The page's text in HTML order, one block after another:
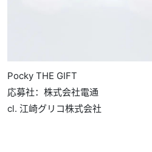
Pocky THE GIFT
応募社：株式会社電通
cl. 江崎グリコ株式会社